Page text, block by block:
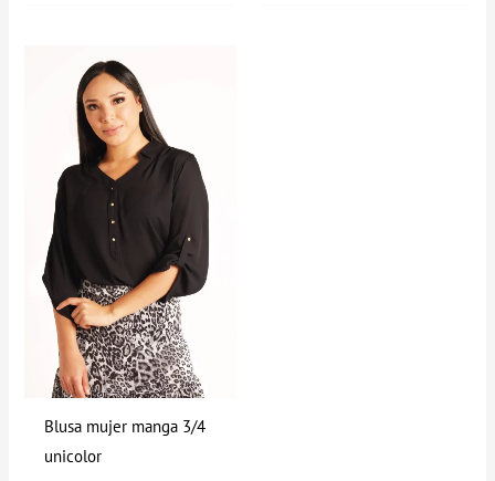
Blusa mujer manga 3/4
unicolor